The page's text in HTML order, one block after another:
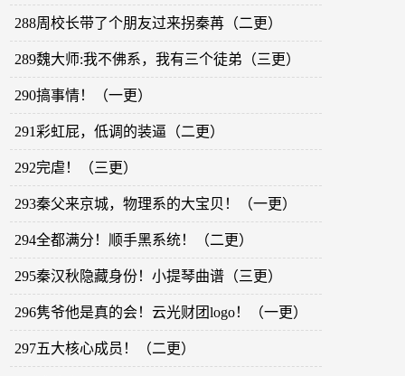
288周校长带了个朋友过来拐秦苒（二更）
289魏大师:我不佛系，我有三个徒弟（三更）
290搞事情！（一更）
291彩虹屁，低调的装逼（二更）
292完虐！（三更）
293秦父来京城，物理系的大宝贝！（一更）
294全都满分！顺手黑系统！（二更）
295秦汉秋隐藏身份！小提琴曲谱（三更）
296隽爷他是真的会！云光财团logo！（一更）
297五大核心成员！（二更）